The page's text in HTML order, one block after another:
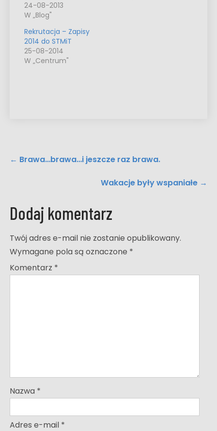
24-08-2013
W „Blog"
Rekrutacja – Zapisy
2014 do STMiT
25-08-2014
W „Centrum"
Post
navigation
← Brawa…brawa…i jeszcze raz brawa.
Wakacje były wspaniałe →
Dodaj komentarz
Twój adres e-mail nie zostanie opublikowany.
Wymagane pola są oznaczone *
Komentarz *
Nazwa *
Adres e-mail *